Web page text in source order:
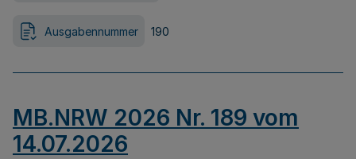
Ausgabennummer 190
MB.NRW 2026 Nr. 189 vom
14.07.2026